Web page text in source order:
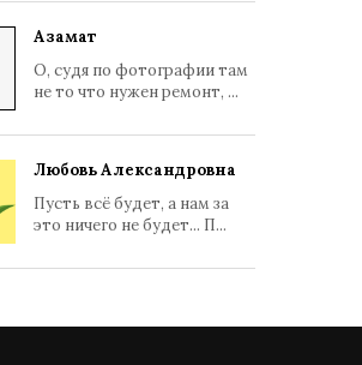
Азамат
О, судя по фотографии там
не то что нужен ремонт, ...
Любовь Александровна
Пусть всё будет, а нам за
это ничего не будет... П...